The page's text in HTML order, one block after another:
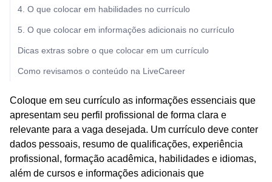
4. O que colocar em habilidades no currículo
5. O que colocar em informações adicionais no currículo
Dicas extras sobre o que colocar em um currículo
Como revisamos o conteúdo na LiveCareer
Coloque em seu currículo as informações essenciais que
apresentam seu perfil profissional de forma clara e
relevante para a vaga desejada. Um currículo deve conter
dados pessoais, resumo de qualificações, experiência
profissional, formação acadêmica, habilidades e idiomas,
além de cursos e informações adicionais que